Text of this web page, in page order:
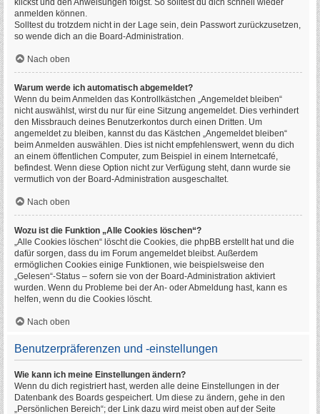
klickst und den Anweisungen folgst. So solltest du dich schnell wieder
anmelden können.
Solltest du trotzdem nicht in der Lage sein, dein Passwort zurückzusetzen,
so wende dich an die Board-Administration.
Nach oben
Warum werde ich automatisch abgemeldet?
Wenn du beim Anmelden das Kontrollkästchen „Angemeldet bleiben“
nicht auswählst, wirst du nur für eine Sitzung angemeldet. Dies verhindert
den Missbrauch deines Benutzerkontos durch einen Dritten. Um
angemeldet zu bleiben, kannst du das Kästchen „Angemeldet bleiben“
beim Anmelden auswählen. Dies ist nicht empfehlenswert, wenn du dich
an einem öffentlichen Computer, zum Beispiel in einem Internetcafé,
befindest. Wenn diese Option nicht zur Verfügung steht, dann wurde sie
vermutlich von der Board-Administration ausgeschaltet.
Nach oben
Wozu ist die Funktion „Alle Cookies löschen“?
„Alle Cookies löschen“ löscht die Cookies, die phpBB erstellt hat und die
dafür sorgen, dass du im Forum angemeldet bleibst. Außerdem
ermöglichen Cookies einige Funktionen, wie beispielsweise den
„Gelesen“-Status – sofern sie von der Board-Administration aktiviert
wurden. Wenn du Probleme bei der An- oder Abmeldung hast, kann es
helfen, wenn du die Cookies löscht.
Nach oben
Benutzerpräferenzen und -einstellungen
Wie kann ich meine Einstellungen ändern?
Wenn du dich registriert hast, werden alle deine Einstellungen in der
Datenbank des Boards gespeichert. Um diese zu ändern, gehe in den
„Persönlichen Bereich“; der Link dazu wird meist oben auf der Seite